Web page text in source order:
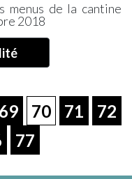
menus de la cantine
2018
69 70 71
72
77